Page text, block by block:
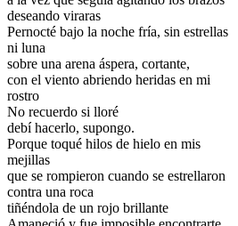
deseando viraras
Pernocté bajo la noche fría, sin estrellas
ni luna
sobre una arena áspera, cortante,
con el viento abriendo heridas en mi
rostro
No recuerdo si lloré
debí hacerlo, supongo.
Porque toqué hilos de hielo en mis
mejillas
que se rompieron cuando se estrellaron
contra una roca
tiñéndola de un rojo brillante